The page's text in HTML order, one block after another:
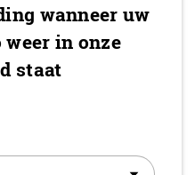
wanneer uw
in onze
staat